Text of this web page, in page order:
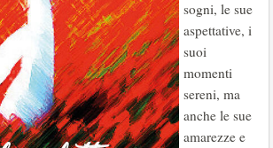
sogni, le sue
aspettative, i
suoi
momenti
sereni, ma
anche le sue
amarezze e